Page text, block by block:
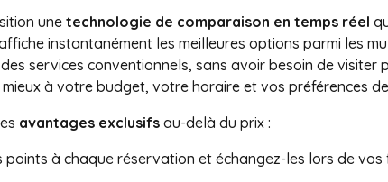
une technologie de comparaison en temps réel
instantanément les meilleures options parmi les
services conventionnels, sans avoir besoin de visiter
à votre budget, votre horaire et vos préférences
avantages exclusifs au-delà du prix :
points à chaque réservation et échangez-les lors de